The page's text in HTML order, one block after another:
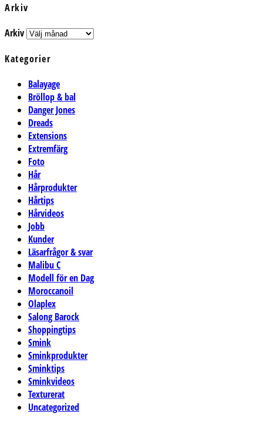
Arkiv
Arkiv
Kategorier
Balayage
Bröllop & bal
Danger Jones
Dreads
Extensions
Extremfärg
Foto
Hår
Hårprodukter
Hårtips
Hårvideos
Jobb
Kunder
Läsarfrågor & svar
Malibu C
Modell för en Dag
Moroccanoil
Olaplex
Salong Barock
Shoppingtips
Smink
Sminkprodukter
Sminktips
Sminkvideos
Texturerat
Uncategorized